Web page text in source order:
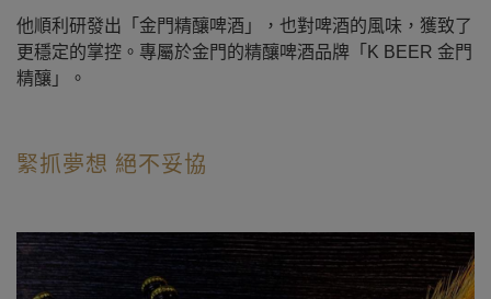
他順利研發出「金門精釀啤酒」，也對啤酒的風味，獲致了
更穩定的掌控。專屬於金門的精釀啤酒品牌「K BEER 金門
精釀 」。
緊抓夢想 絕不妥協